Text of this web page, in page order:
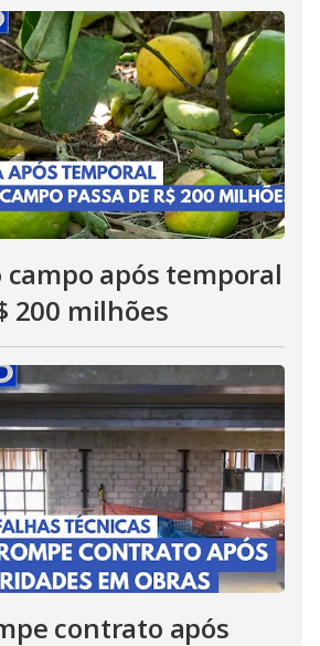
campo após temporal
200 milhões
contrato após